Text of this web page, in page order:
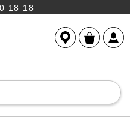
18 18